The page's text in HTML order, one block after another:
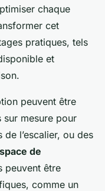
chaque
cet
pratiques, tels
et
peuvent être
sur mesure pour
de l’escalier, ou des
de
peuvent être
comme un